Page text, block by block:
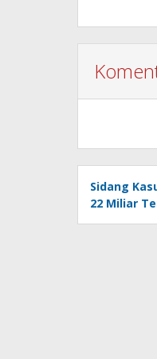
Sidang
22 Miliar